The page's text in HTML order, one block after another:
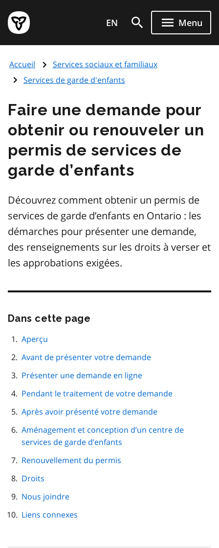
au
contenu
principal
Page
d'accueil
de
l'Ontario
EN Menu
Accueil
Services sociaux et familiaux
Services de garde d'enfants
Faire une demande pour
obtenir ou renouveler un
permis de services de
garde d’enfants
Découvrez comment obtenir un permis de
services de garde d’enfants en Ontario : les
démarches pour présenter une demande,
des renseignements sur les droits à verser et
les approbations exigées.
Dans cette page
page
Aperçu
Avant de présenter votre demande
Présenter une demande en ligne
Pendant le traitement de votre demande
Après avoir présenté votre demande
Aménagement et conception d’un centre de
services de garde d’enfants
Renouvellement du permis
Droits
Nous joindre
Liens connexes